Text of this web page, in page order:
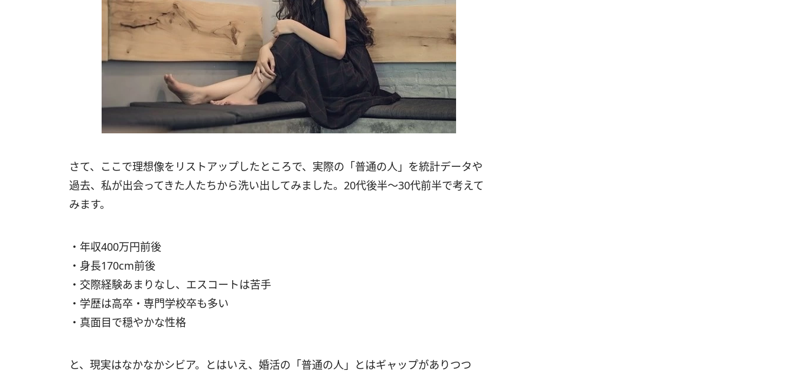
さて、ここで理想像をリストアップしたところで、実際の「普通の人」を統計データや
過去、私が出会ってきた人たちから洗い出してみました。20代後半～30代前半で考えて
みます。
・年収400万円前後
・身長170cm前後
・交際経験あまりなし、エスコートは苦手
・学歴は高卒・専門学校卒も多い
・真面目で穏やかな性格
と、現実はなかなかシビア。とはいえ、婚活の「普通の人」とはギャップがありつつ